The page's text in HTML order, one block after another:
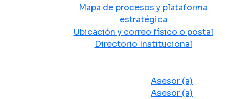
Mapa de procesos y plataforma
estratégica
Ubicación y correo físico o postal
Directorio Institucional
Asesor (a)
Asesor (a)